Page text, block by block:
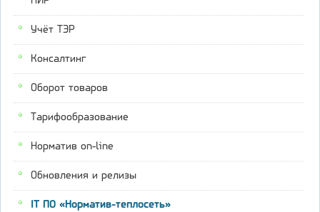
Учёт ТЭР
Консалтинг
Оборот товаров
Тарифообразование
Норматив on-line
Обновления и релизы
IT ПО «Норматив-теплосеть»